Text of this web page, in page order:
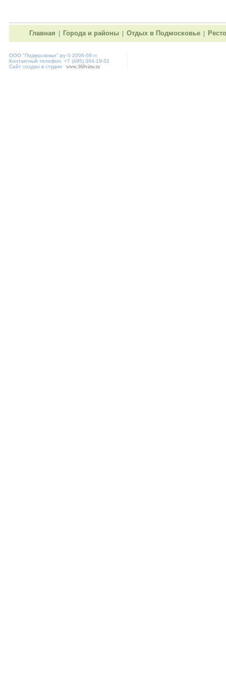
Главная Города и районы| Отдых в Подмосковье|
ООО "Подмосковье" .ру © 2006-08 гг.
Контактный телефон: +7 (495) 364-19-32
Сайт создан в студии
www.360view.ru